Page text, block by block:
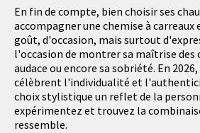
En fin de compte, bien choisir ses
accompagner une chemise à carreaux
goût, d'occasion, mais surtout
l'occasion de montrer sa maîtrise des
audace ou encore sa sobriété. En
célèbrent l'individualité et
choix stylistique un reflet de la
expérimentez et trouvez la
ressemble.